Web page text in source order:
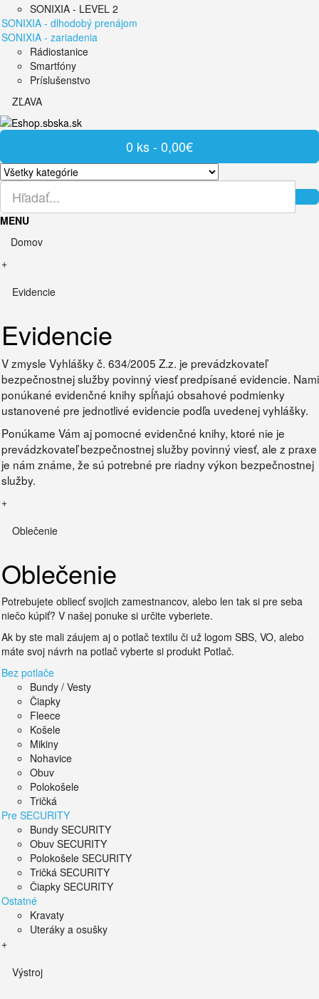
SONIXIA - LEVEL 2
SONIXIA - dlhodobý prenájom
SONIXIA - zariadenia
Rádiostanice
Smartfóny
Príslušenstvo
ZĽAVA
0 ks - 0,00€
MENU
Domov
+
Evidencie
Evidencie
V zmysle Vyhlášky č. 634/2005 Z.z. je prevádzkovateľ
bezpečnostnej služby povinný viesť predpísané evidencie. Nami
ponúkané evidenčné knihy spĺňajú obsahové podmienky
ustanovené pre jednotlivé evidencie podľa uvedenej vyhlášky.
Ponúkame Vám aj pomocné evidenčné knihy, ktoré nie je
prevádzkovateľ bezpečnostnej služby povinný viesť, ale z praxe
je nám známe, že sú potrebné pre riadny výkon bezpečnostnej
služby.
+
Oblečenie
Oblečenie
Potrebujete obliecť svojich zamestnancov, alebo len tak si pre seba
niečo kúpiť? V našej ponuke si určite vyberiete.
Ak by ste mali záujem aj o potlač textilu či už logom SBS, VO, alebo
máte svoj návrh na potlač vyberte si produkt Potlač.
Bez potlače
Bundy / Vesty
Čiapky
Fleece
Košele
Mikiny
Nohavice
Obuv
Polokošele
Tričká
Pre SECURITY
Bundy SECURITY
Obuv SECURITY
Polokošele SECURITY
Tričká SECURITY
Čiapky SECURITY
Ostatné
Kravaty
Uteráky a osušky
+
Výstroj